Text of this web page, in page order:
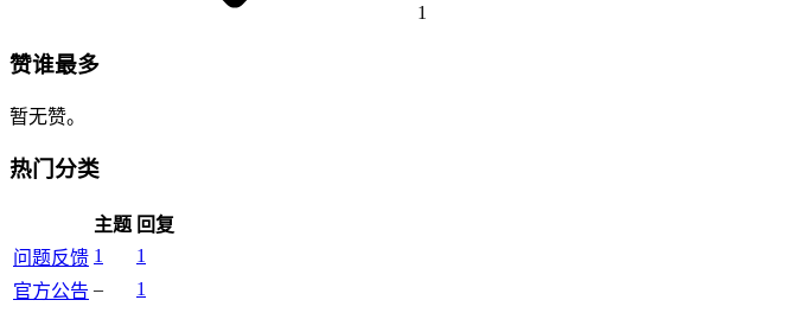
1
赞谁最多
暂无赞。
热门分类
主题 回复
问题反馈 1
1
官方公告 – 1